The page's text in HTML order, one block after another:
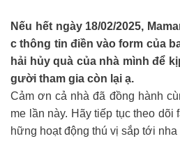
Nếu hết ngày 18/02/2025,
c thông tin điền vào form của
hải hủy quà của nhà mình để
gười tham gia còn lại ạ.
Cảm ơn cả nhà đã đồng hành
me lần này. Hãy tiếp tục theo dõi
hững hoạt động thú vị sắp tới nha